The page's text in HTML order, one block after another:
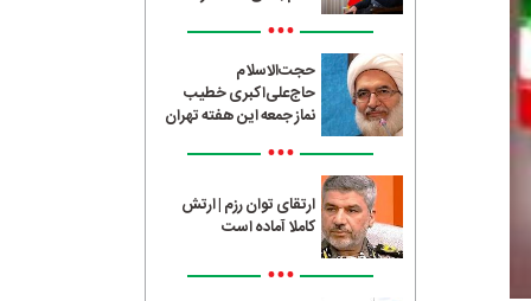
•••
حجت‌الاسلام
حاج‌علی‌اکبری خطیب
نماز جمعه این هفته تهران
•••
ارتقای توان رزم | ارتش
کاملا آماده است
•••